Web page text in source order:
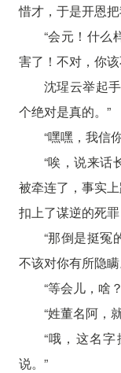
惜才，于是开恩
“会元！什么
害了！不对，你
沈瑆云举起
个绝对是真的。”
“嘿嘿，我信
“唉，说来话
被牵连了，事实
扣上了谋逆的死
“那倒是挺冤
不该对你有所隐
“等会儿，啥
“姓董名阿，
“哦，这名
说。”